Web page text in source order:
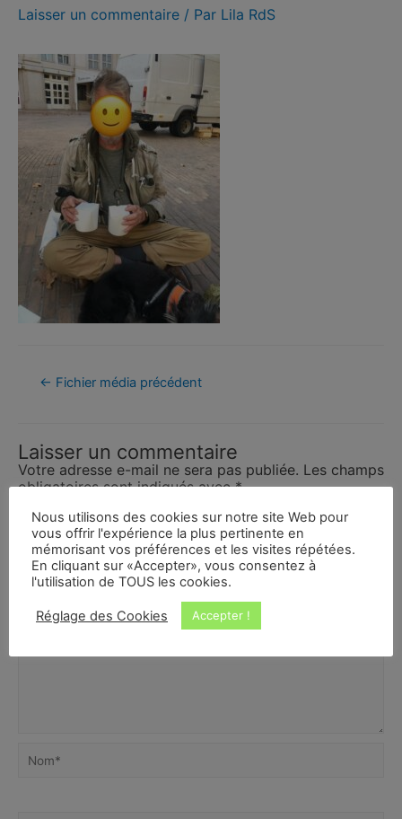
Laisser un commentaire / Par Lila RdS
← Fichier média précédent
Laisser un commentaire
Votre adresse e-mail ne sera pas publiée. Les champs
obligatoires sont indiqués avec*
Commentaire*
Nous utilisons des cookies sur notre site Web pour
vous offrir l'expérience la plus pertinente en
mémorisant vos préférences et les visites répétées.
En cliquant sur «Accepter», vous consentez à
l'utilisation de TOUS les cookies.
Réglage des Cookies Accepter !